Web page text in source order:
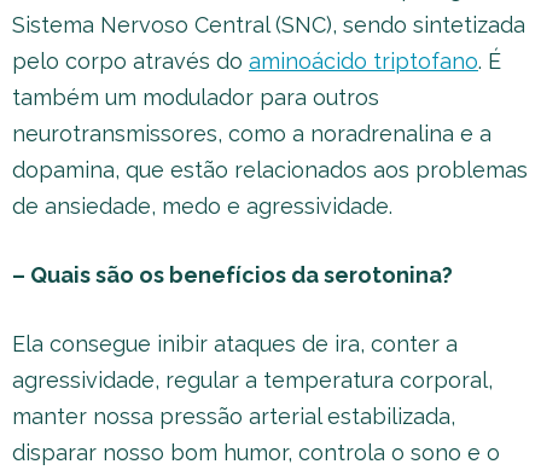
Sistema Nervoso Central (SNC), sendo sintetizada
pelo corpo através do aminoácido triptofano. É
também um modulador para outros
neurotransmissores, como a noradrenalina e a
dopamina, que estão relacionados aos problemas
de ansiedade, medo e agressividade.
– Quais são os benefícios da serotonina?
Ela consegue inibir ataques de ira, conter a
agressividade, regular a temperatura corporal,
manter nossa pressão arterial estabilizada,
disparar nosso bom humor, controla o sono e o